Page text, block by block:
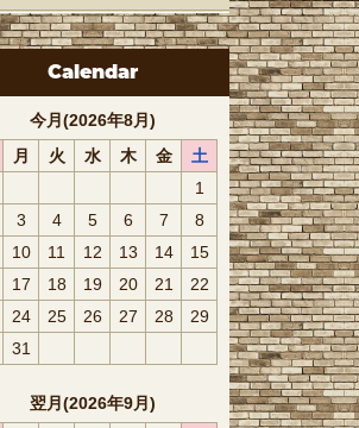
Calendar
今月(2026年8月)
月 火 水 木 金
土
1
3 4 5 6 7
8
10 11 12 13 14
15
17 18 19 20 21
22
24 25 26 27 28
29
31
翌月(2026年9月)